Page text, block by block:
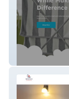
TADA Laundry